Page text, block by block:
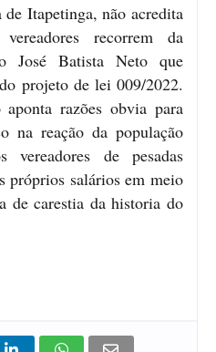
Itapetinga, não acredita
recorrem da
José Batista Neto que
projeto de lei 009/2022.
razões obvia para
na reação da população
vereadores de pesadas
próprios salários em meio
de carestia da historia do